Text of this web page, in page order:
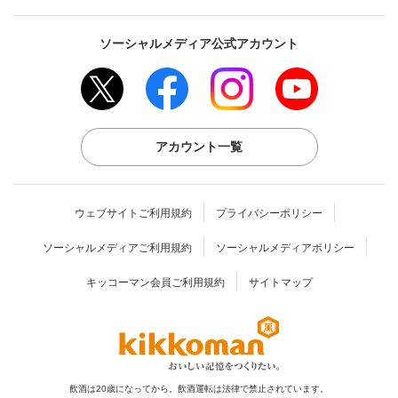
ソーシャルメディア公式アカウント
アカウント一覧
ウェブサイトご利用規約 プライバシーポリシー
ソーシャルメディアご利用規約 ソーシャルメディアポリシー
キッコーマン会員ご利用規約 サイトマップ
飲酒は20歳になってから。飲酒運転は法律で禁止されています。